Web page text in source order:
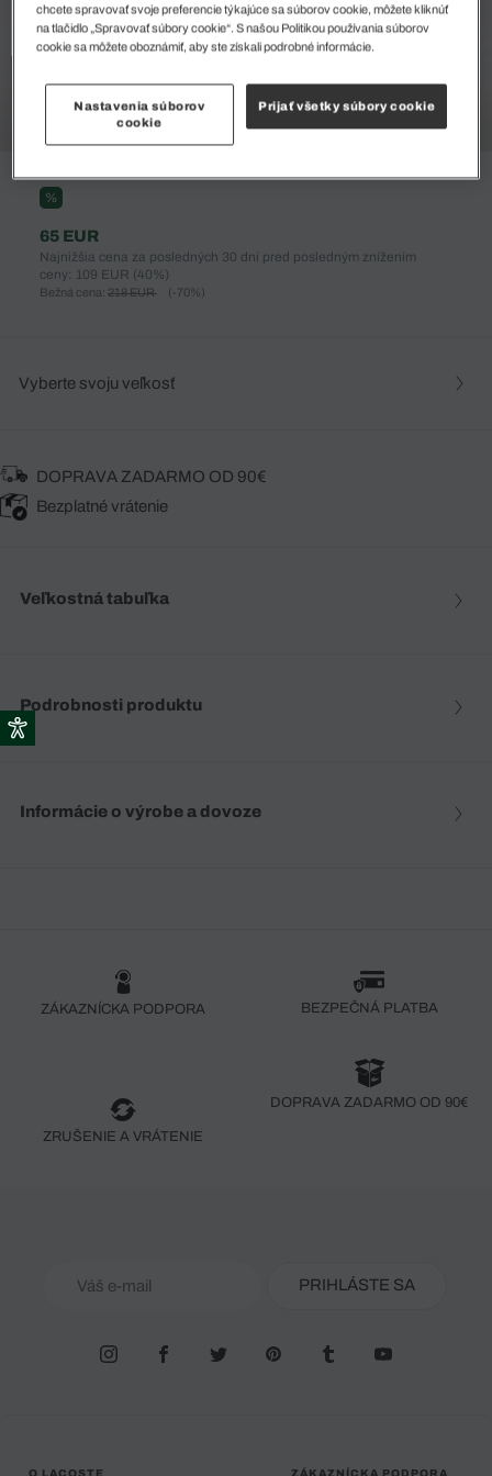
%
65 EUR
Najnižšia cena za posledných 30 dní pred posledným znížením
ceny: 109 EUR (40%)
Bežná cena: 218 EUR (-70%)
Vyberte svoju veľkosť
DOPRAVA ZADARMO OD 90€
Bezplatné vrátenie
Veľkostná tabuľka
Podrobnosti produktu
Informácie o výrobe a dovoze
ZÁKAZNÍCKA PODPORA BEZPEČNÁ PLATBA
ZRUŠENIE A VRÁTENIE
DOPRAVA ZADARMO OD 90€
PRIHLÁSTE SA
O LACOSTE ZÁKAZNÍCKA PODPORA
chcete spravovať svoje preferencie týkajúce sa súborov cookie, môžete kliknúť
na tlačidlo „Spravovať súbory cookie“. S našou Politikou používania súborov
cookie sa môžete oboznámiť, aby ste získali podrobné informácie.
Nastavenia súborov
cookie
Prijať všetky súbory cookie